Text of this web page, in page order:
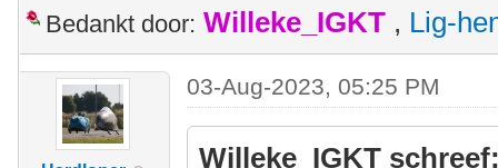
Bedankt door: Willeke_IGKT , Lig-
03-Aug-2023, 05:25 PM
Willeke_IGKT